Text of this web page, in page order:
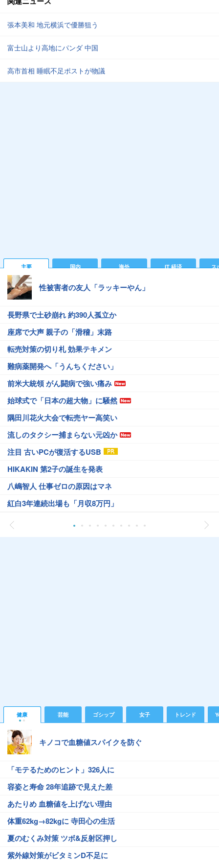
張本美和 地元横浜で優勝狙う
富士山より高地にパンダ 中国
高市首相 睡眠不足ポストが物議
主要 国内 海外 IT 経済 ス
性被害者の友人「ラッキーやん」
長野県で土砂崩れ 約390人孤立か
座席で大声 親子の「滑稽」末路
転売対策の切り札 効果テキメン
難病薬開発へ「うんちください」
前米大統領 がん闘病で強い痛み
始球式で「日本の超大物」に騒然
隅田川花火大会で転売ヤー高笑い
流しのタクシー捕まらない元凶か
注目 古いPCが復活するUSB
HIKAKIN 第2子の誕生を発表
八嶋智人 仕事ゼロの原因はマネ
紅白3年連続出場も「月収8万円」
健康 芸能 ゴシップ 女子 トレンド
キノコで血糖値スパイクを防ぐ
「モテるためのヒント」326人に
容姿と寿命 28年追跡で見えた差
あたりめ 血糖値を上げない理由
体重62kg→82kgに 寺田心の生活
夏のむくみ対策 ツボ&反射区押し
紫外線対策がビタミンD不足に